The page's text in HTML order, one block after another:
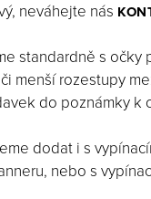
neváhejte nás
standardně s očky
menší rozestupy
do poznámky k
dodat i s
nebo s